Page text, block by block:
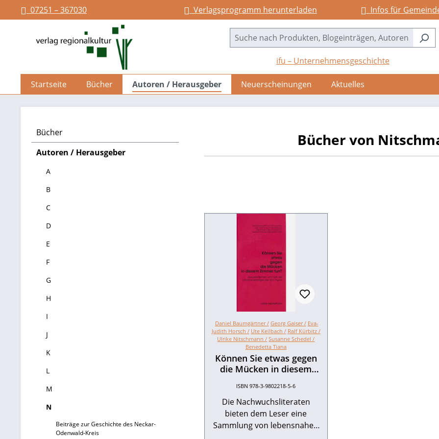
Zur Hauptnavigation springen
07251 – 367030 Verlagsprogramm herunterladen Infos für
ifu – Unternehmensgeschichte
Startseite Bücher Autoren / Herausgeber Neuerscheinungen Aktuelles
Bücher
Autoren / Herausgeber
A
B
C
D
E
F
G
H
I
J
K
L
M
N
Beiträge zur Geschichte des Neckar-
Odenwald-Kreis
Bücher von
Daniel Baumgärtner / Georg Gaiser / Eva-
Judith Horsch / Ute Keilbach / Ralf Kürbitz /
Ulrike Nitschmann / Susanne Schedel /
Benedetta Tiana
Können Sie etwas gegen
die Mücken in diesem
ISBN 978-3-9802218-5-6
Die Nachwuchsliteraten
bieten dem Leser eine
Sammlung von lebensnahen